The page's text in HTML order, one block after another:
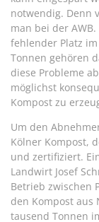
notwendig. Denn
man bei der
fehlender Platz
Tonnen gehören
diese Probleme
möglichst
Kompost zu
Um den
Kölner Kompost,
und zertifiziert.
Landwirt Josef
Betrieb zwischen
den Kompost aus
tausend Tonnen